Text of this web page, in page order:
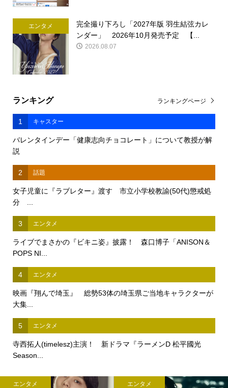
エンタメ
完全撮り下ろし「2027年版 羽生結弦カレ
ンダー」 2026年10月発売予定 【...
2026.08.07
ランキング
1 キャスター
バレンタインデー「健康志向チョコレート」について教授が解
説
2 話題
女子児童に『ラブレター』渡す 市立小学校教諭(50代)懲戒処
分 ...
3 エンタメ
ライブでまさかの『ビキニ姿』披露！ 森口博子「ANISON＆
POPS NI...
4 エンタメ
映画『翔んで埼玉』 総勢53体の埼玉県ご当地キャラクターが
大集...
5 エンタメ
寺西拓人(timelesz)主演！ 新ドラマ『ラーメンD 松平國光
Season...
ランキングページ
エンタメ エンタメ